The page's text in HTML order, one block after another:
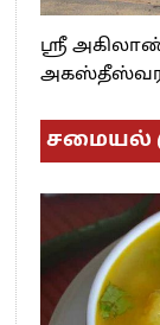
ஸ்ரீ
அகஸ்தீஸ்வரர்
சமையல்